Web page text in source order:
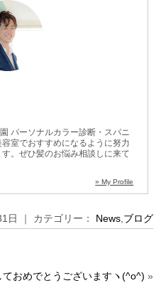
パーソナルカラー診断・スパニ
容室でおすすめになるように努力
。ぜひ髪のお悩み相談しに来て
» My Profile
日 ｜ カテゴリー： News,ブログ
ておめでとうございますヽ(^o^) »